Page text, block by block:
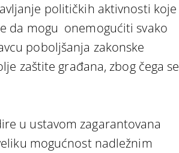
političkih aktivnosti koje
da mogu onemogućiti svako
poboljšanja zakonske
zaštite građana, zbog čega se
u ustavom zagarantovana
mogućnost nadležnim